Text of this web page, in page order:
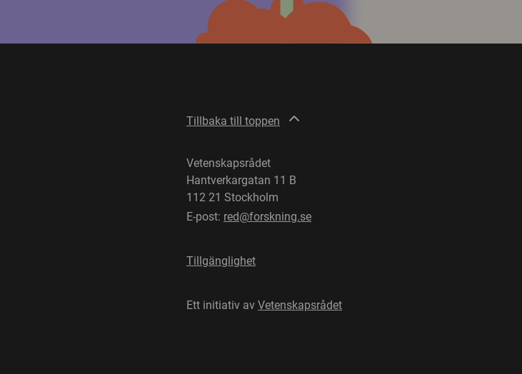
Tillbaka till toppen
Vetenskapsrådet
Hantverkargatan 11 B
112 21 Stockholm
E-post: red@forskning.se
Tillgänglighet
Ett initiativ av Vetenskapsrådet